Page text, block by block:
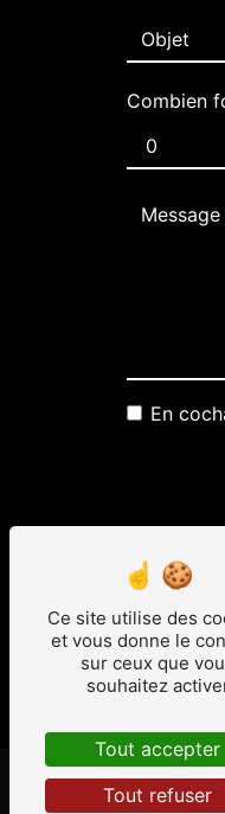
Combien
En
** Les
dans le seul
une
06800
de contact
disponible à
Ce site utilise des
et vous donne le
sur ceux que
souhaitez
Tout accepter
Tout refuser